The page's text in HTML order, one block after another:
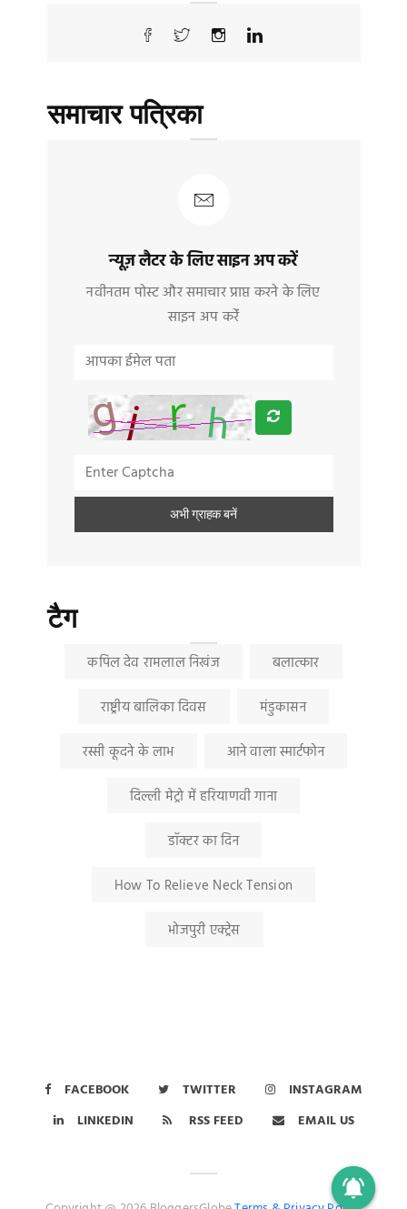
समाचार पत्रिका
न्यूज़ लैटर के लिए साइन अप करें
नवीनतम पोस्ट और समाचार प्राप्त करने के लिए
साइन अप करेंं
टैग
कपिल देव रामलाल निखंज बलात्कार
राष्ट्रीय बालिका दिवस मंडुकासन
रस्सी कूदने के लाभ आने वाला स्मार्टफोन
दिल्ली मेट्रो में हरियाणवी गाना
डॉक्टर का दिन
How To Relieve Neck Tension
भोजपुरी एक्ट्रेस
FACEBOOK TWITTER
INSTAGRAM
LINKEDIN
RSS FEED EMAIL US